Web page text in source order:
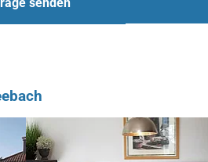
senden
Show larger version for: